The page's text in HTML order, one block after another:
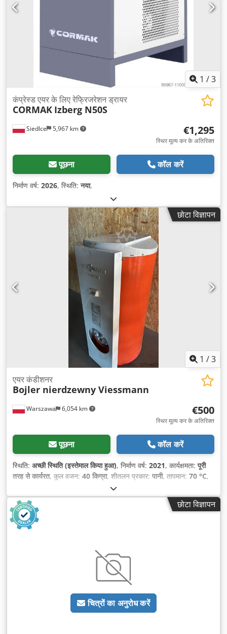
1 /3
Siedlce 5,967 km
कंप्रेस्ड एयर के लिए रेफ्रिजरेशन ड्रायर
CORMAK Izberg N50S
€1,295
स्थिर मूल्य कर के अतिरिक्त
पूछना कॉल करें
निर्माण वर्ष: 2026, स्थिति:नया,
छोटा विज्ञापन
1 /3
Warszawa 6,054 km
एयर कंडीशनर
Bojler nierdzewny Viessmann
€500
स्थिर मूल्य कर के अतिरिक्त
पूछना कॉल करें
स्थिति: अच्छी स्थिति (इस्तेमाल किया हुआ), निर्माण वर्ष: 2021, कार्यक्षमता:पूरी
तरह से कार्यरत, कुल वजन: 40 किग्रा, शीतलन प्रकार: पानी, तापमान: 70 °C,
400 मिमी
पर्यावरण तापमान (अधिकतम):200 °C, दबाव:10 छड़, पंप दबाव:25 छड़, ऊर्जा
दक्षता:B, उपकरण: छोटा विज्ञापन
चित्रों का अनुरोध करें